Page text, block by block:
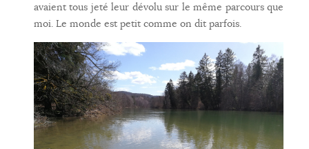
avaient tous jeté leur dévolu sur le même parcours que
moi. Le monde est petit comme on dit parfois.